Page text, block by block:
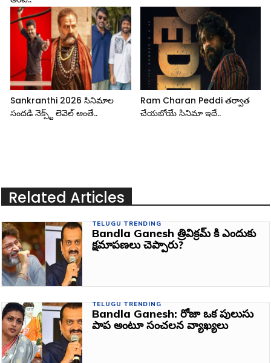
Sankranthi 2026 సినిమాల
సందడి నెక్స్ట్ లెవెల్ అంతే..
Ram Charan Peddi తర్వాత
చేయబోయే సినిమా ఇదే..
Related Articles
TELUGU TRENDING
Bandla Ganesh త్రివిక్రమ్ కి ఎందుకు
క్షమాపణలు చెప్పారు?
TELUGU TRENDING
Bandla Ganesh: రోజా ఒక పులుసు
పాప అంటూ సంచలన వ్యాఖ్యలు